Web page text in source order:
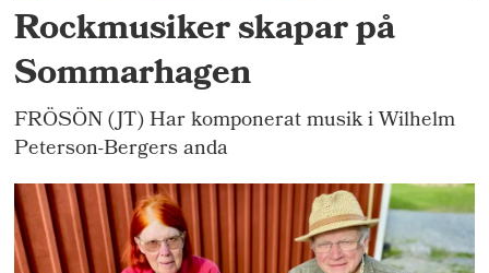
Rockmusiker skapar på
Sommarhagen
FRÖSÖN (JT) Har komponerat musik i Wilhelm
Peterson-Bergers anda